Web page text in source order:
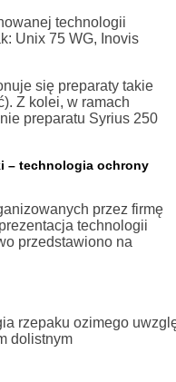
technologii
Unix 75 WG, Inovis
się preparaty takie
Z kolei, w ramach
preparatu Syrius 250
– technologia ochrony
przez firmę
technologii
przedstawiono na
rzepaku ozimego
dolistnym